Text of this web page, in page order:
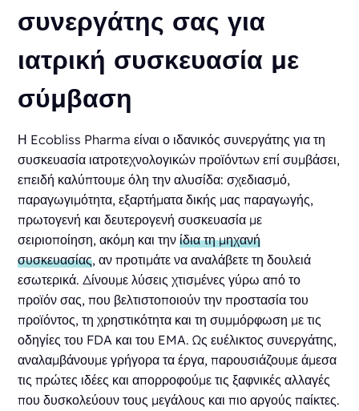
συνεργάτης σας για
ιατρική συσκευασία με
σύμβαση
Η Ecobliss Pharma είναι ο ιδανικός συνεργάτης για τη
συσκευασία ιατροτεχνολογικών προϊόντων επί συμβάσει,
επειδή καλύπτουμε όλη την αλυσίδα: σχεδιασμό,
παραγωγιμότητα, εξαρτήματα δικής μας παραγωγής,
πρωτογενή και δευτερογενή συσκευασία με
σειριοποίηση, ακόμη και τηνίδια τη μηχανή
συσκευασίας, αν προτιμάτε να αναλάβετε τη δουλειά
εσωτερικά. Δίνουμε λύσεις χτισμένες γύρω από το
προϊόν σας, που βελτιστοποιούν την προστασία του
προϊόντος, τη χρηστικότητα και τη συμμόρφωση με τις
οδηγίες του FDA και του EMA. Ως ευέλικτος συνεργάτης,
αναλαμβάνουμε γρήγορα τα έργα, παρουσιάζουμε άμεσα
τις πρώτες ιδέες και απορροφούμε τις ξαφνικές αλλαγές
που δυσκολεύουν τους μεγάλους και πιο αργούς παίκτες.